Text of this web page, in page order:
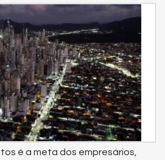
é a meta dos empresários,